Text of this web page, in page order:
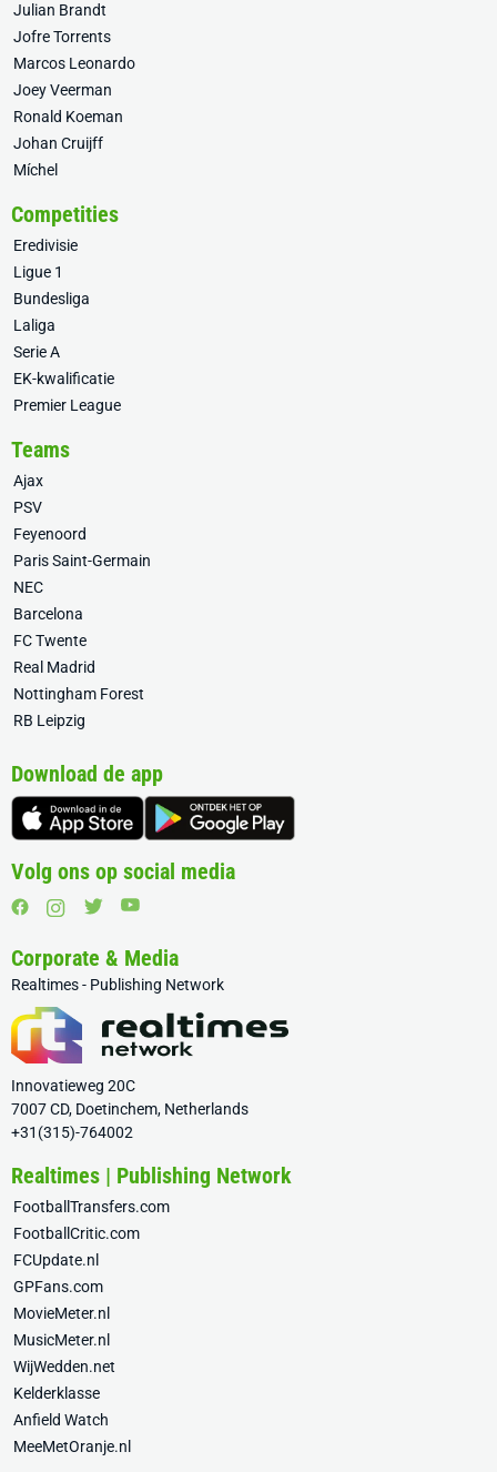
Julian Brandt
Jofre Torrents
Marcos Leonardo
Joey Veerman
Ronald Koeman
Johan Cruijff
Míchel
Competities
Eredivisie
Ligue 1
Bundesliga
Laliga
Serie A
EK-kwalificatie
Premier League
Teams
Ajax
PSV
Feyenoord
Paris Saint-Germain
NEC
Barcelona
FC Twente
Real Madrid
Nottingham Forest
RB Leipzig
Download de app
Volg ons op social media
Corporate & Media
Realtimes - Publishing Network
Innovatieweg 20C
7007 CD, Doetinchem, Netherlands
+31(315)-764002
Realtimes | Publishing Network
FootballTransfers.com
FootballCritic.com
FCUpdate.nl
GPFans.com
MovieMeter.nl
MusicMeter.nl
WijWedden.net
Kelderklasse
Anfield Watch
MeeMetOranje.nl